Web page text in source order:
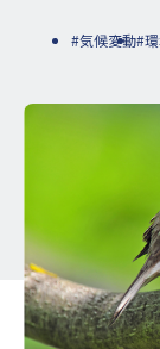
#気候変動#